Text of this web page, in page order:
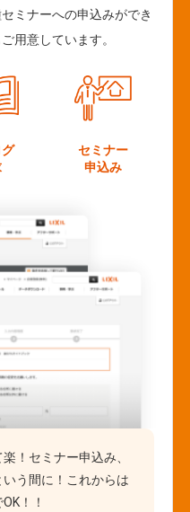
ミナーへの申込みができ
用意しています。
セミナー
申込み
！セミナー申込み、
う間に！これからは
！！